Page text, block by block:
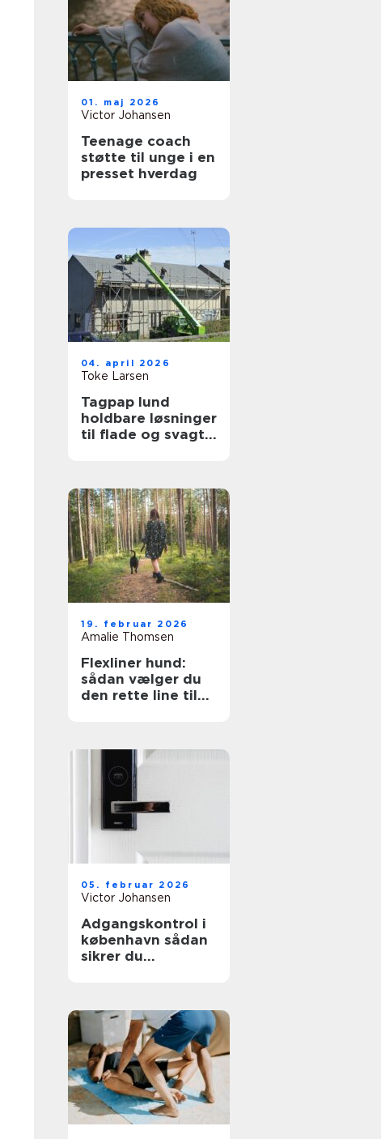
01. maj 2026
Victor Johansen
Teenage coach
støtte til unge i en
presset hverdag
04. april 2026
Toke Larsen
Tagpap lund
holdbare løsninger
til flade og svagt
19. februar 2026
Amalie Thomsen
Flexliner hund:
sådan vælger du
den rette line til
05. februar 2026
Victor Johansen
Adgangskontrol i
københavn sådan
sikrer du